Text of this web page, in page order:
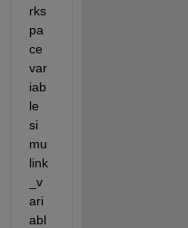
rks
pa
ce
var
iab
le
si
mu
link
_v
ari
abl